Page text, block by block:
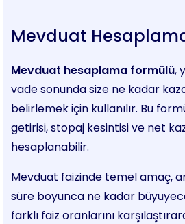
Mevduat
Mevduat hesaplama formülü,
vade sonunda size ne kadar
belirlemek için kullanılır. Bu
getirisi, stopaj kesintisi ve net
hesaplanabilir.
Mevduat faizinde temel amaç,
süre boyunca ne kadar
farklı faiz oranlarını